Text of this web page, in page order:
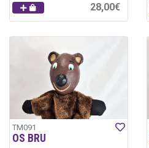
28,00€
TM091
OS BRU